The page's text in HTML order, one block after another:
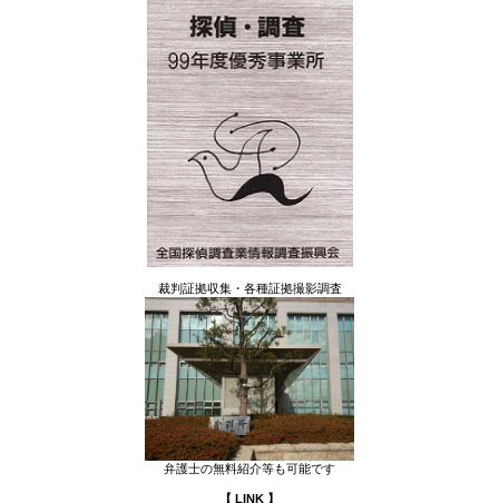
裁判証拠収集・各種証拠撮影調査
弁護士の無料紹介等も可能です
【 LINK 】